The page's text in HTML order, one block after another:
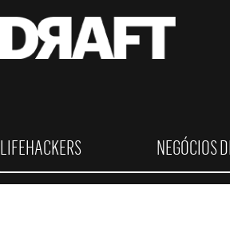
LIFEHACKERS NEGÓCIOS